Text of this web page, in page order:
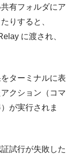
有フォルダにア
りすると、
に渡され、
ターミナルに表
クション（コマ
が実行されま
試行が失敗した